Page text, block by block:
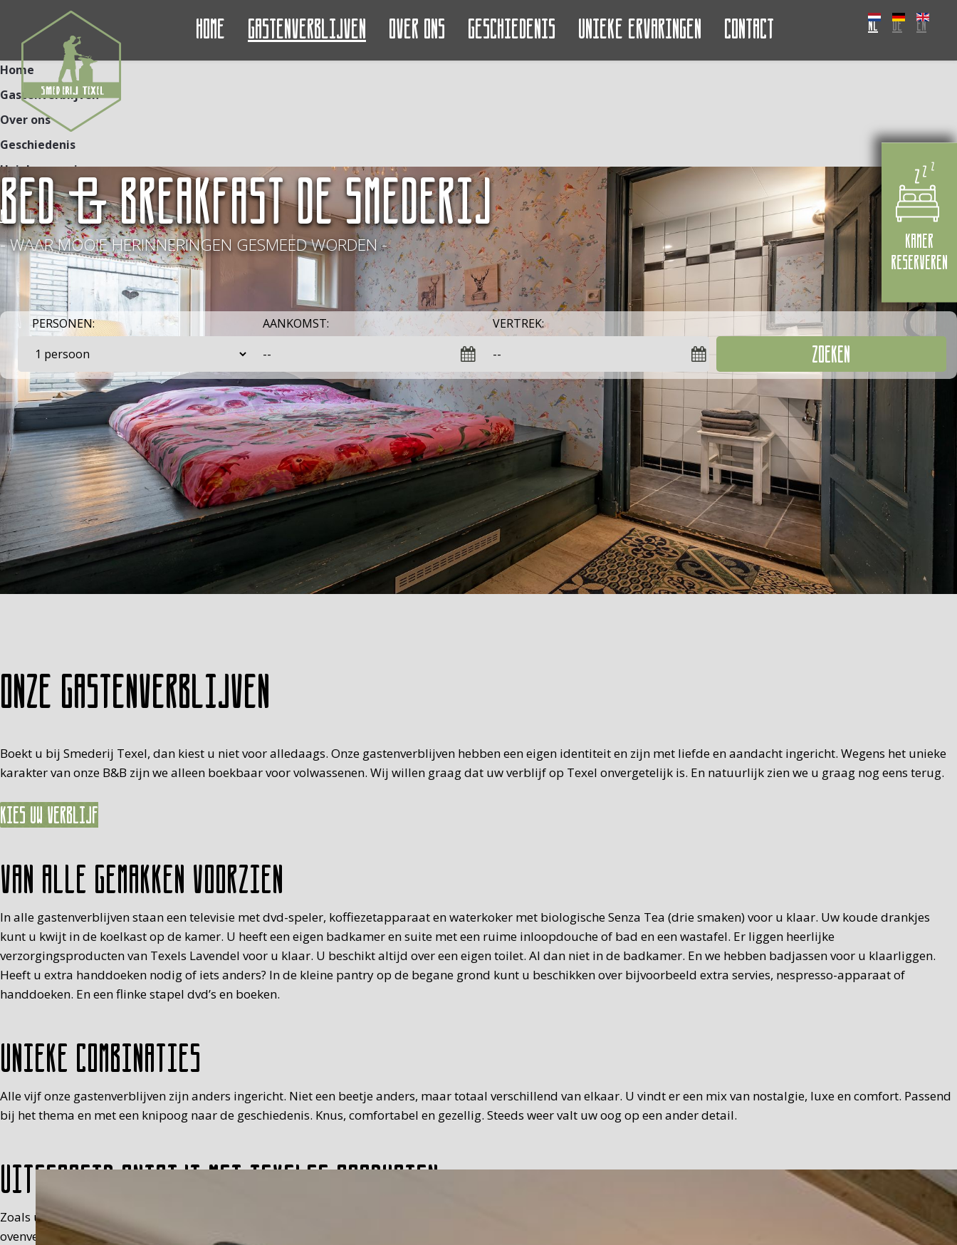
Home Gastenverblijven Over ons Geschiedenis Unieke ervaringen Contact NL DE EN
Home
Gastenverblijven
Over ons
Geschiedenis
Unieke ervaringen
Contact
NL DE EN
BED & BREAKFAST De Smederij
- WAAR MOOIE HERINNERINGEN GESMEED WORDEN -
PERSONEN: AANKOMST: VERTREK:
ZOEKEN
Onze gastenverblijven
Boekt u bij Smederij Texel, dan kiest u niet voor alledaags. Onze gastenverblijven hebben een eigen identiteit en zijn met liefde en aandacht ingericht. Wegens het unieke
karakter van onze B&B zijn we alleen boekbaar voor volwassenen. Wij willen graag dat uw verblijf op Texel onvergetelijk is. En natuurlijk zien we u graag nog eens terug.
Kies uw verblijf
Van alle gemakken voorzien
In alle gastenverblijven staan een televisie met dvd-speler, koffiezetapparaat en waterkoker met biologische Senza Tea (drie smaken) voor u klaar. Uw koude drankjes
kunt u kwijt in de koelkast op de kamer. U heeft een eigen badkamer en suite met een ruime inloopdouche of bad en een wastafel. Er liggen heerlijke
verzorgingsproducten van Texels Lavendel voor u klaar. U beschikt altijd over een eigen toilet. Al dan niet in de badkamer. En we hebben badjassen voor u klaarliggen.
Heeft u extra handdoeken nodig of iets anders? In de kleine pantry op de begane grond kunt u beschikken over bijvoorbeeld extra servies, nespresso-apparaat of
handdoeken. En een flinke stapel dvd’s en boeken.
Unieke combinaties
Alle vijf onze gastenverblijven zijn anders ingericht. Niet een beetje anders, maar totaal verschillend van elkaar. U vindt er een mix van nostalgie, luxe en comfort. Passend
bij het thema en met een knipoog naar de geschiedenis. Knus, comfortabel en gezellig. Steeds weer valt uw oog op een ander detail.
Uitgebreid ontbijt met Texelse producten
Zoals u waarschijnlijk al heeft ontdekt, houden wij niet van standaard. Het ontbijt dat we u serveren, is uitgebreid en met een Texelse touch. Brood, zelfgemaakte hangop,
ovenverse scones, verse jus, melk, eitje (met muts), fruit, vleeswaren, zoet beleg. Teveel om op te noemen. Waar mogelijk gebruiken we Texelse producten. We serveren het